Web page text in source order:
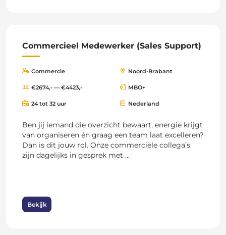
Commercieel Medewerker (Sales Support)
Commercie Noord-Brabant
€2674,- — €4423,- MBO+
24 tot 32 uur Nederland
Ben jij iemand die overzicht bewaart, energie krijgt
van organiseren én graag een team laat excelleren?
Dan is dit jouw rol. Onze commerciële collega’s
zijn dagelijks in gesprek met ...
Bekijk